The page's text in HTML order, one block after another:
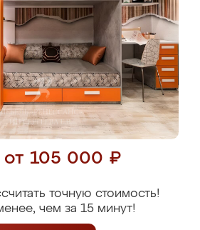
от 105 000 ₽
точную стоимость!
чем за 15 минут!